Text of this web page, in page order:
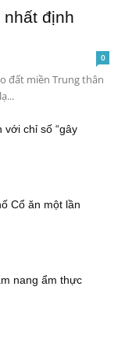
nhất định
0
đất miền Trung thân
với chỉ số “gây
Cổ ăn một lần
nang ẩm thực